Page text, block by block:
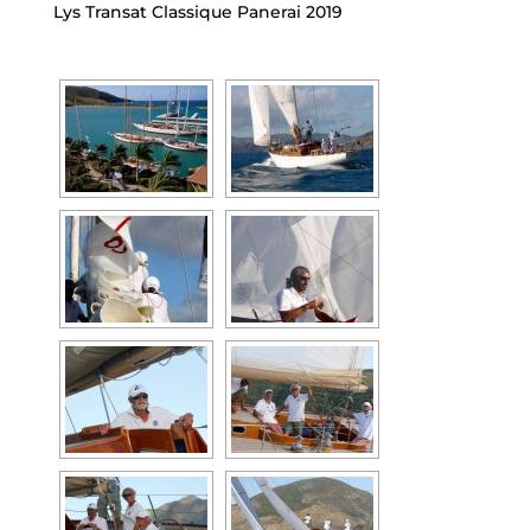
Lys Transat Classique Panerai 2019